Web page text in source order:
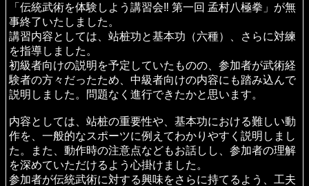
「伝統武術を体験しよう講習会‼ 第一回 孟村八極拳」が無
事終了いたしました。
講習内容としては、站桩功と基本功（六種）、さらに対練
を指導しました。
初級者向けの説明を予定していたものの、参加者が武術経
験者の方々だったため、中級者向けの内容にも踏み込んで
説明しました。問題なく進行できたかと思います。
内容としては、站桩の重要性や、基本功における難しい動
作を、一般的なスポーツに例えてわかりやすく説明しまし
た。また、動作時の注意点などもお話しし、参加者の理解
を深めていただけるよう心掛けました。
参加者が伝統武術に対する興味をさらに持てるよう、工夫